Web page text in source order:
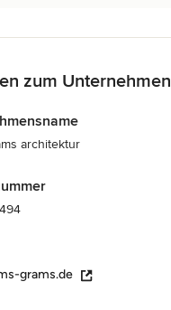
zum Unternehmen
architektur
grams.de